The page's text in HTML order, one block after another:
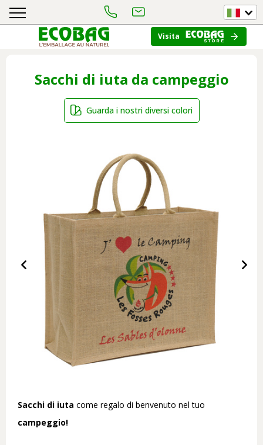
Visita
Sacchi di iuta da campeggio
Guarda i nostri diversi colori
Sacchi di iuta come regalo di benvenuto nel tuo
campeggio!